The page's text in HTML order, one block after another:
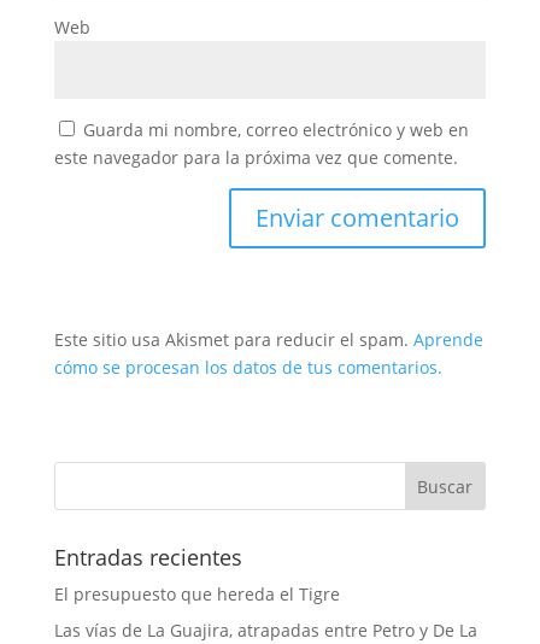
Web
Guarda mi nombre, correo electrónico y web en
este navegador para la próxima vez que comente.
Este sitio usa Akismet para reducir el spam. Aprende
cómo se procesan los datos de tus comentarios.
Entradas recientes
El presupuesto que hereda el Tigre
Las vías de La Guajira, atrapadas entre Petro y De La